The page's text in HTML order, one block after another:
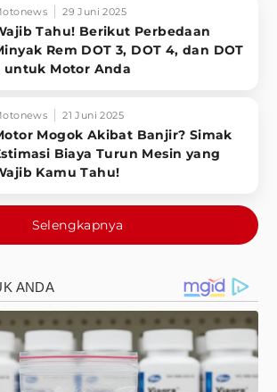
29 Juni 2025
Tahu! Berikut Perbedaan
Rem DOT 3, DOT 4, dan DOT
untuk Motor Anda
21 Juni 2025
Mogok Akibat Banjir? Simak
Biaya Turun Mesin yang
Kamu Tahu!
Selengkapnya